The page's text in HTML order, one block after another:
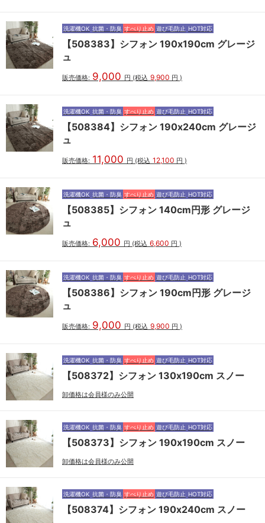
洗濯機OK 抗菌・防臭 すべり止め 遊び毛防止 HOT対応
【508383】シフォン 190x190cm グレージ
ュ
販売価格: 9,000 円 (税込 9,900 円 )
洗濯機OK 抗菌・防臭 すべり止め 遊び毛防止 HOT対応
【508384】シフォン 190x240cm グレージ
ュ
販売価格: 11,000 円 (税込 12,100 円 )
洗濯機OK 抗菌・防臭 すべり止め 遊び毛防止 HOT対応
【508385】シフォン 140cm円形 グレージ
ュ
販売価格: 6,000 円 (税込 6,600 円 )
洗濯機OK 抗菌・防臭 すべり止め 遊び毛防止 HOT対応
【508386】シフォン 190cm円形 グレージ
ュ
販売価格: 9,000 円 (税込 9,900 円 )
洗濯機OK 抗菌・防臭 すべり止め 遊び毛防止 HOT対応
【508372】シフォン 130x190cm スノー
卸価格は会員様のみ公開
洗濯機OK 抗菌・防臭 すべり止め 遊び毛防止 HOT対応
【508373】シフォン 190x190cm スノー
卸価格は会員様のみ公開
洗濯機OK 抗菌・防臭 すべり止め 遊び毛防止 HOT対応
【508374】シフォン 190x240cm スノー